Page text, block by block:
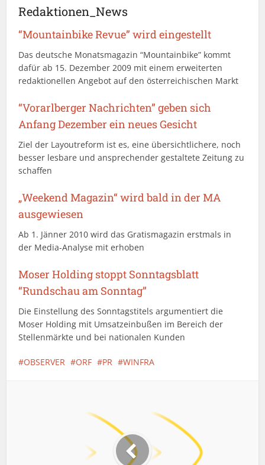
Redaktionen_News
“Mountainbike Revue” wird eingestellt
Das deutsche Monatsmagazin “Mountainbike” kommt
dafür ab 15. Dezember 2009 mit einem erweiterten
redaktionellen Angebot auf den österreichischen Markt
“Vorarlberger Nachrichten” geben sich
Anfang Dezember ein neues Gesicht
Ziel der Layoutreform ist es, eine übersichtlichere, noch
besser lesbare und ansprechender gestaltete Zeitung zu
schaffen
„Weekend Magazin“ wird bald in der MA
ausgewiesen
Ab 1. Jänner 2010 wird das Gratismagazin erstmals in
der Media-Analyse mit erhoben
Moser Holding stoppt Sonntagsblatt
“Rundschau am Sonntag”
Die Einstellung des Sonntagstitels argumentiert die
Moser Holding mit Umsatzeinbußen im Bereich der
Stellenmärkte und bei nationalen Kunden
OBSERVER ORF PR WINFRA